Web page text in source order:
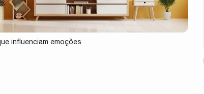
influenciam emoções